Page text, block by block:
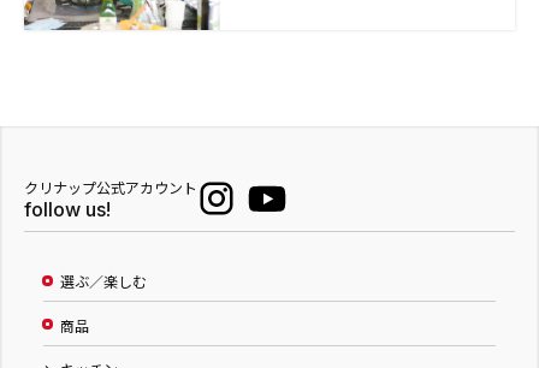
クリナップ公式アカウント
follow us!
選ぶ／楽しむ
商品